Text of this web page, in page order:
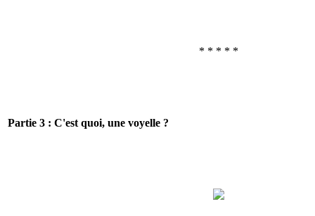
* * * * *
Partie 3 : C'est quoi, une voyelle ?